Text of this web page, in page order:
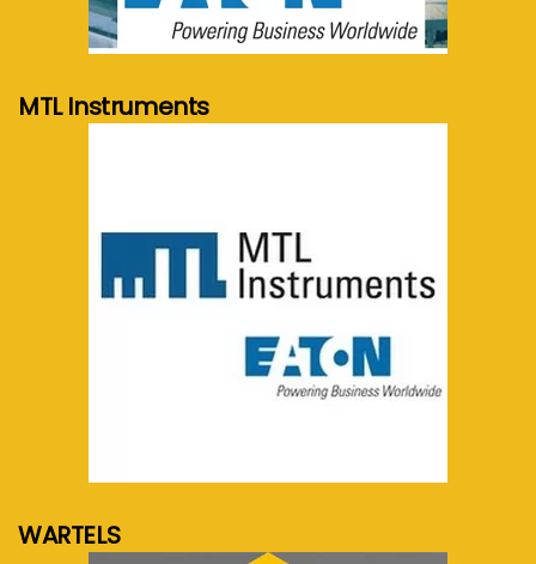
meer info...
MTL Instruments
WARTELS